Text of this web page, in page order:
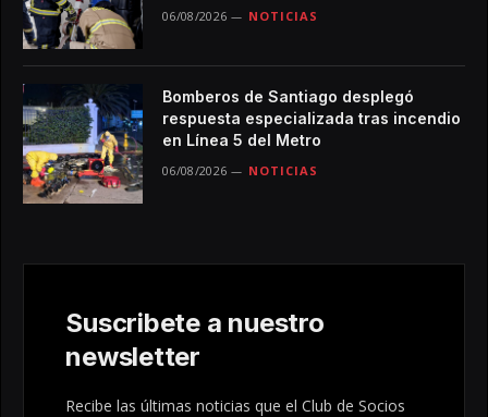
06/08/2026 NOTICIAS
Bomberos de Santiago desplegó
respuesta especializada tras incendio
en Línea 5 del Metro
06/08/2026 NOTICIAS
Suscribete a nuestro
newsletter
Recibe las últimas noticias que el Club de Socios